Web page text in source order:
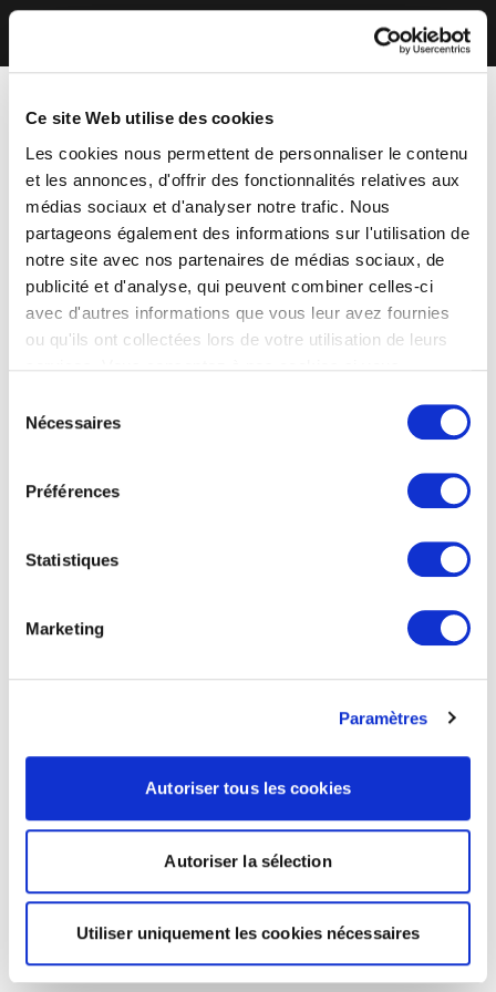
Ce site Web utilise des cookies
Les cookies nous permettent de personnaliser le contenu
et les annonces, d'offrir des fonctionnalités relatives aux
médias sociaux et d'analyser notre trafic. Nous
partageons également des informations sur l'utilisation de
notre site avec nos partenaires de médias sociaux, de
publicité et d'analyse, qui peuvent combiner celles-ci
avec d'autres informations que vous leur avez fournies
ou qu'ils ont collectées lors de votre utilisation de leurs
Nécessaires
Préférences
Statistiques
Marketing
Paramètres
Autoriser tous les cookies
Autoriser la sélection
Utiliser uniquement les cookies nécessaires